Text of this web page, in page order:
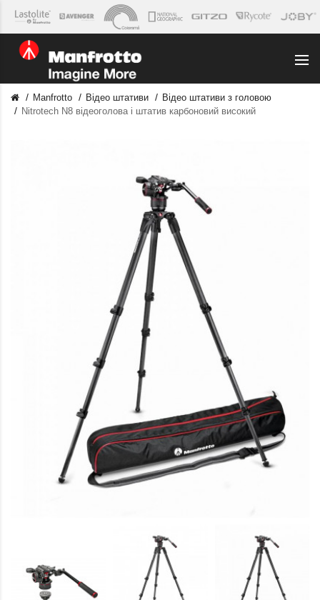
Manfrotto Відео штативи
Відео штативи з головою
Nitrotech N8 відеоголова і штатив карбоновий високий